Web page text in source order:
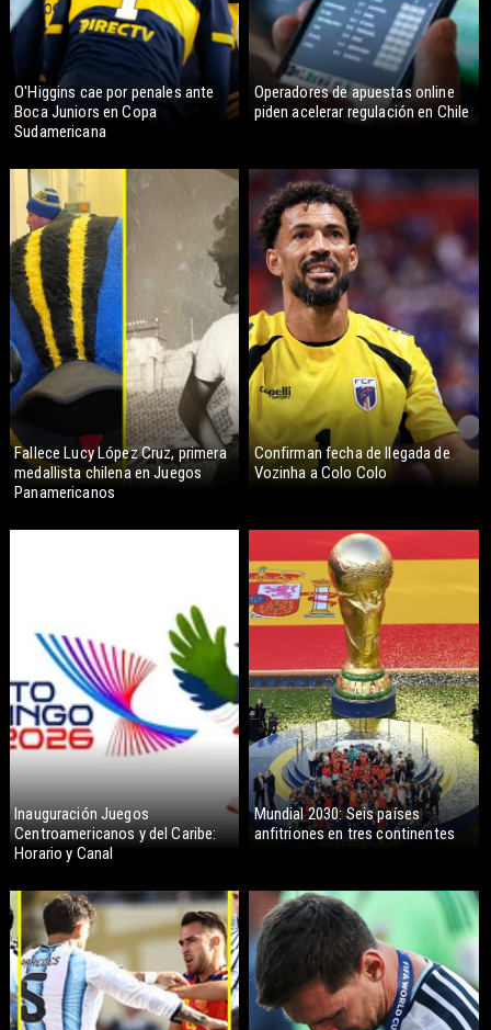
O'Higgins cae por penales ante
Boca Juniors en Copa
Sudamericana
Operadores de apuestas online
piden acelerar regulación en Chile
Fallece Lucy López Cruz, primera
medallista chilena en Juegos
Panamericanos
Confirman fecha de llegada de
Vozinha a Colo Colo
Inauguración Juegos
Centroamericanos y del Caribe:
Horario y Canal
Mundial 2030: Seis países
anfitriones en tres continentes